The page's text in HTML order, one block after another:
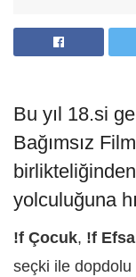
Bu yıl 18.si
Bağımsız
birlikteliğinden
yolculuğuna
!f Çocuk, !f
seçki ile dopdolu